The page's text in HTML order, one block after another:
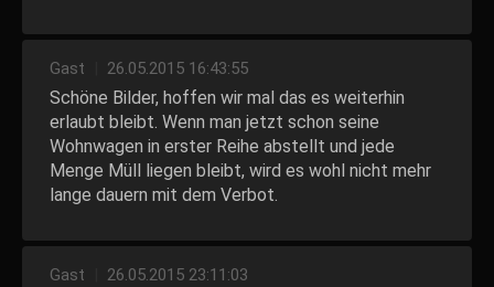
Gast 26.05.2015 16:43:55
Schöne Bilder, hoffen wir mal das es weiterhin
erlaubt bleibt. Wenn man jetzt schon seine
Wohnwagen in erster Reihe abstellt und jede
Menge Müll liegen bleibt, wird es wohl nicht mehr
lange dauern mit dem Verbot.
Gast 26.05.2015 23:11:03